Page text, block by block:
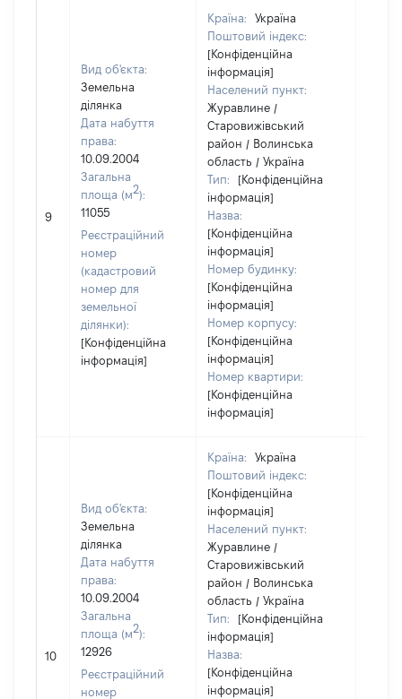
9
Вид об'єкта:
Земельна
ділянка
Дата набуття
права:
10.09.2004
Загальна
площа (м2):
11055
Реєстраційний
номер
(кадастровий
номер для
земельної
ділянки):
[Конфіденційна
інформація]
Країна:
Україна
Поштовий індекс:
[Конфіденційна
інформація]
Населений пункт:
Журавлине /
Старовижівський
район / Волинська
область / Україна
Тип:
[Конфіденційна
інформація]
Назва:
[Конфіденційна
інформація]
Номер будинку:
[Конфіденційна
інформація]
Номер корпусу:
[Конфіденційна
інформація]
Номер квартири:
[Конфіденційна
інформація]
10
Вид об'єкта:
Земельна
ділянка
Дата набуття
права:
10.09.2004
Загальна
площа (м2):
12926
Реєстраційний
номер
Країна:
Україна
Поштовий індекс:
[Конфіденційна
інформація]
Населений пункт:
Журавлине /
Старовижівський
район / Волинська
область / Україна
Тип:
[Конфіденційна
інформація]
Назва:
[Конфіденційна
інформація]